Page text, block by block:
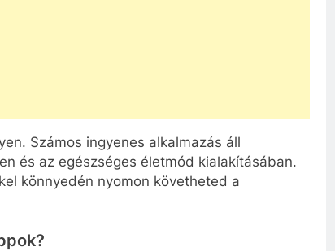
Számos ingyenes alkalmazás áll
és az egészséges életmód kialakításában.
könnyedén nyomon követheted a